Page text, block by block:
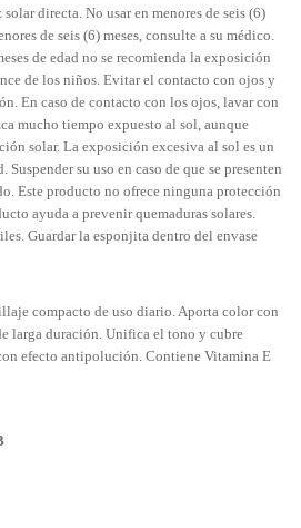
directa. No usar en menores de seis (6)
de seis (6) meses, consulte a su médico.
de edad no se recomienda la exposición
de los niños. Evitar el contacto con ojos y
En caso de contacto con los ojos, lavar con
mucho tiempo expuesto al sol, aunque
solar. La exposición excesiva al sol es un
su uso en caso de que se presenten
Este producto no ofrece ninguna protección
ayuda a prevenir quemaduras solares.
Guardar la esponjita dentro del envase
compacto de uso diario. Aporta color con
larga duración. Unifica el tono y cubre
efecto antipolución. Contiene Vitamina E